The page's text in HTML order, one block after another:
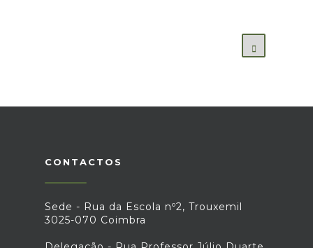
CONTACTOS
Sede - Rua da Escola nº2, Trouxemil
3025-070 Coimbra